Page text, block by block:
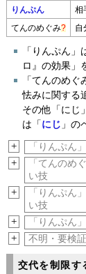
りんぷん 相
てんのめぐみ? 自
「りんぷん」
ロ』の効果」
「てんのめぐ
怯みに関する
その他「にじ
は「 にじ 」の
+ 「りんぷん
+
「てんのめ
い技
+
「りんぷん
い技
+ 「りんぷん
+ 不明・要検証
交代を制限す